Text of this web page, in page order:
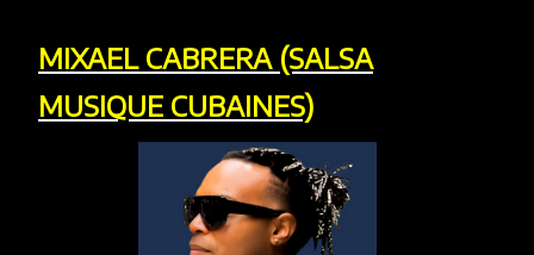
MIXAEL CABRERA (SALSA
MUSIQUE CUBAINES)